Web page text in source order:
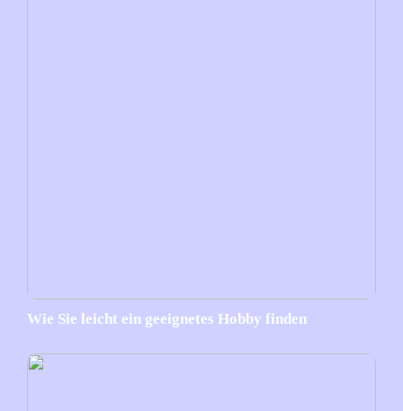
Wie Sie leicht ein geeignetes Hobby finden